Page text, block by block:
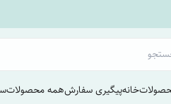
خانهپیگیری سفارشهمه محصولات